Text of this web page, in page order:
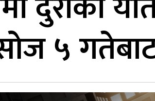
५